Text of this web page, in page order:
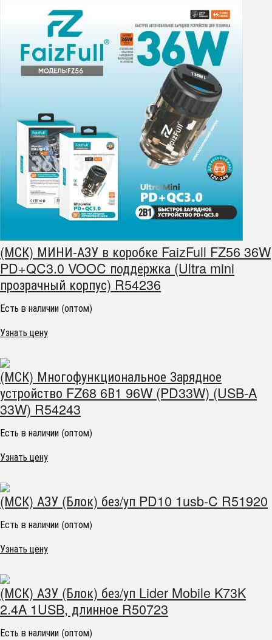
(МСК) МИНИ-АЗУ в коробке FaizFull FZ56 36W
PD+QC3.0 VOOC поддержка (Ultra mini
прозрачный корпус) R54236
Есть в наличии (оптом)
Узнать цену
(МСК) Многофункциональное Зарядное
устройство FZ68 6В1 96W (PD33W) (USB-A
33W) R54243
Есть в наличии (оптом)
Узнать цену
(МСК) АЗУ (Блок) без/уп PD10 1usb-C R51920
Есть в наличии (оптом)
Узнать цену
(МСК) АЗУ (Блок) без/уп Lider Mobile K73K
2.4A 1USB, длинное R50723
Есть в наличии (оптом)